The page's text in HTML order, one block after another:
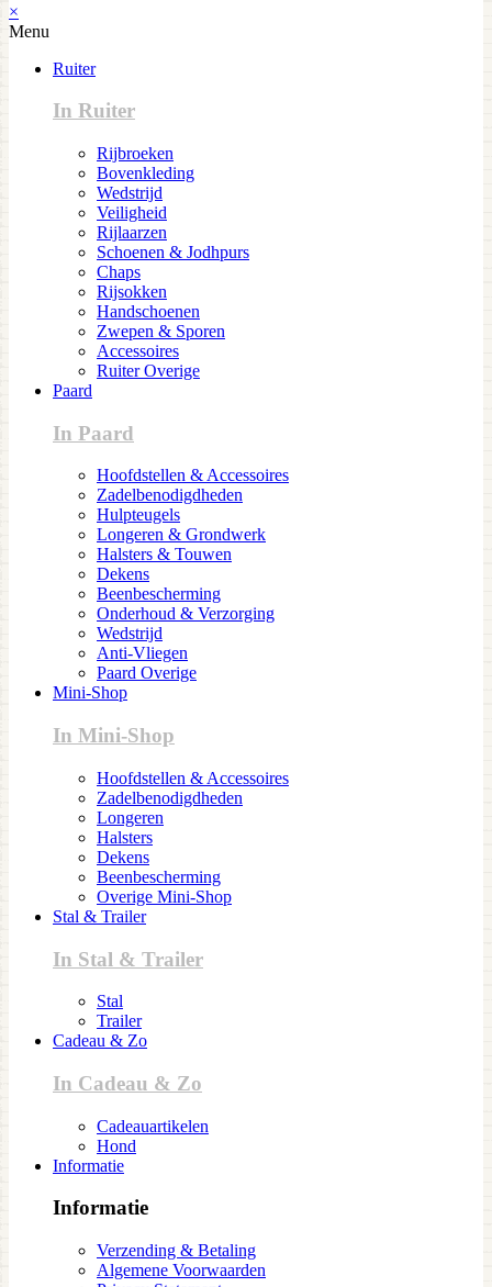
×
Menu
Ruiter
In Ruiter
Rijbroeken
Bovenkleding
Wedstrijd
Veiligheid
Rijlaarzen
Schoenen & Jodhpurs
Chaps
Rijsokken
Handschoenen
Zwepen & Sporen
Accessoires
Ruiter Overige
Paard
In Paard
Hoofdstellen & Accessoires
Zadelbenodigdheden
Hulpteugels
Longeren & Grondwerk
Halsters & Touwen
Dekens
Beenbescherming
Onderhoud & Verzorging
Wedstrijd
Anti-Vliegen
Paard Overige
Mini-Shop
In Mini-Shop
Hoofdstellen & Accessoires
Zadelbenodigdheden
Longeren
Halsters
Dekens
Beenbescherming
Overige Mini-Shop
Stal & Trailer
In Stal & Trailer
Stal
Trailer
Cadeau & Zo
In Cadeau & Zo
Cadeauartikelen
Hond
Informatie
Informatie
Verzending & Betaling
Algemene Voorwaarden